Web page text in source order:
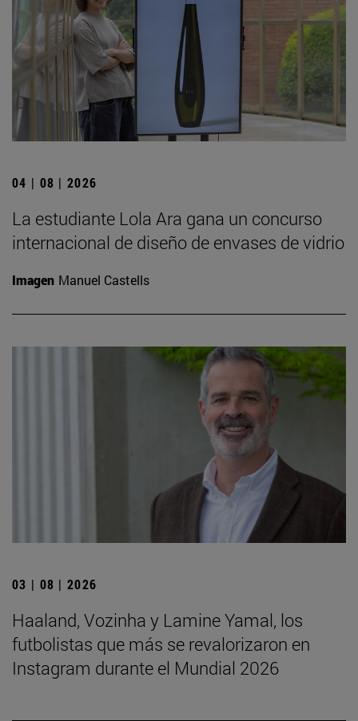
04 | 08 | 2026
La estudiante Lola Ara gana un concurso
internacional de diseño de envases de vidrio
Imagen Manuel Castells
03 | 08 | 2026
Haaland, Vozinha y Lamine Yamal, los
futbolistas que más se revalorizaron en
Instagram durante el Mundial 2026